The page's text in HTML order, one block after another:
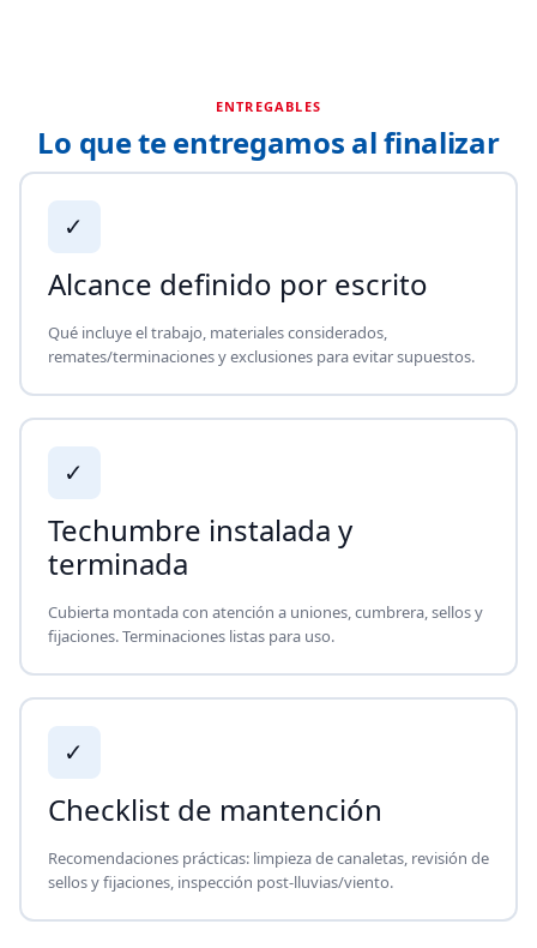
ENTREGABLES
Lo que te entregamos al finalizar
✓
Alcance definido por escrito
Qué incluye el trabajo, materiales considerados,
remates/terminaciones y exclusiones para evitar supuestos.
✓
Techumbre instalada y
terminada
Cubierta montada con atención a uniones, cumbrera, sellos y
fijaciones. Terminaciones listas para uso.
✓
Checklist de mantención
Recomendaciones prácticas: limpieza de canaletas, revisión de
sellos y fijaciones, inspección post-lluvias/viento.